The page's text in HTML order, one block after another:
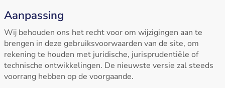
Aanpassing
Wij behouden ons het recht voor om wijzigingen aan te
brengen in deze gebruiksvoorwaarden van de site, om
rekening te houden met juridische, jurisprudentiële of
technische ontwikkelingen. De nieuwste versie zal steeds
voorrang hebben op de voorgaande.